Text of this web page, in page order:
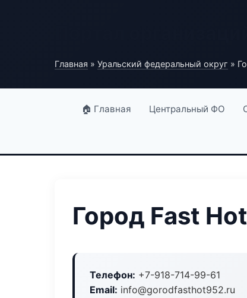
Главная » Уральский федеральный округ »
🏠 Главная Центральный ФО
Город Fast Hot
Телефон: +7-918-714-99-61
Email: info@gorodfasthot952.ru